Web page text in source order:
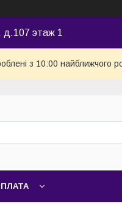
д.107 этаж 1
з 10:00 найближчого